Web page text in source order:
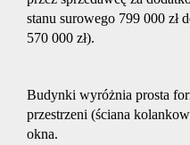
stanu surowego 799 000 zł
570 000 zł).
Budynki wyróżnia prosta
przestrzeni (ściana
okna.